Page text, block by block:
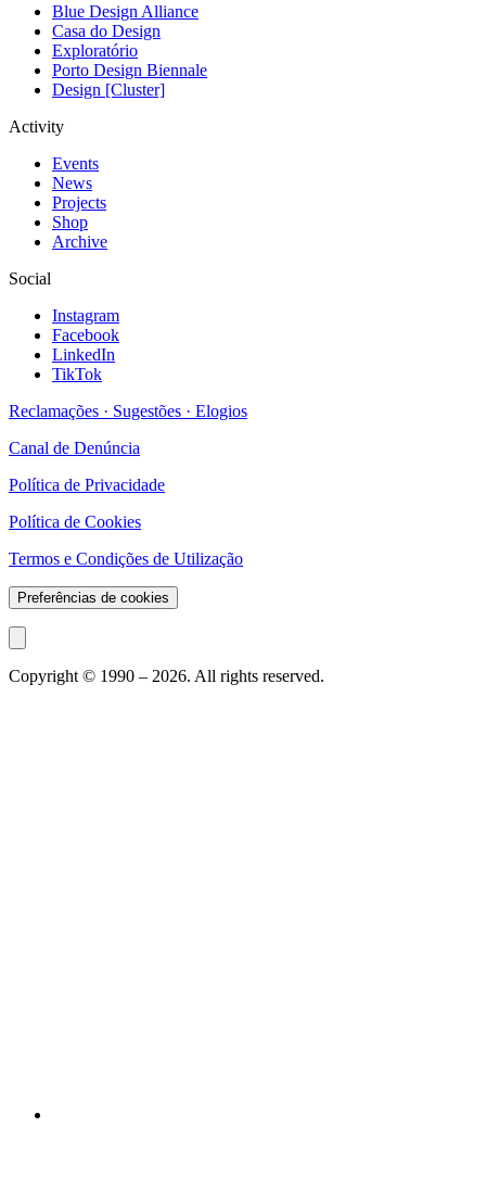
Blue Design Alliance
Casa do Design
Exploratório
Porto Design Biennale
Design [Cluster]
Activity
Events
News
Projects
Shop
Archive
Social
Instagram
Facebook
LinkedIn
TikTok
Reclamações · Sugestões · Elogios
Canal de Denúncia
Política de Privacidade
Política de Cookies
Termos e Condições de Utilização
Preferências de cookies
Copyright © 1990 – 2026. All rights reserved.